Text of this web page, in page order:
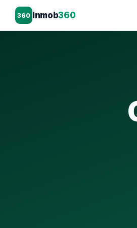
360 Inmob360